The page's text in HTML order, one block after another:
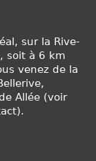
sur la Rive-
soit à 6 km
venez de la
Allée (voir